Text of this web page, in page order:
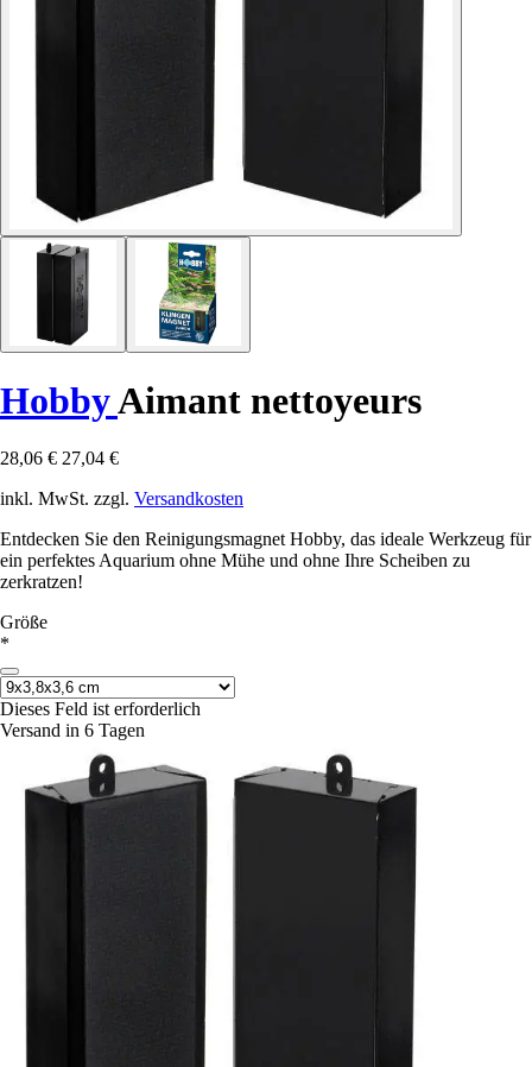
HobbyAimant nettoyeurs
28,06 € 27,04 €
inkl. MwSt. zzgl. Versandkosten
Entdecken Sie den Reinigungsmagnet Hobby, das ideale Werkzeug für
ein perfektes Aquarium ohne Mühe und ohne Ihre Scheiben zu
zerkratzen!
Größe
*
Dieses Feld ist erforderlich
Versand in 6 Tagen